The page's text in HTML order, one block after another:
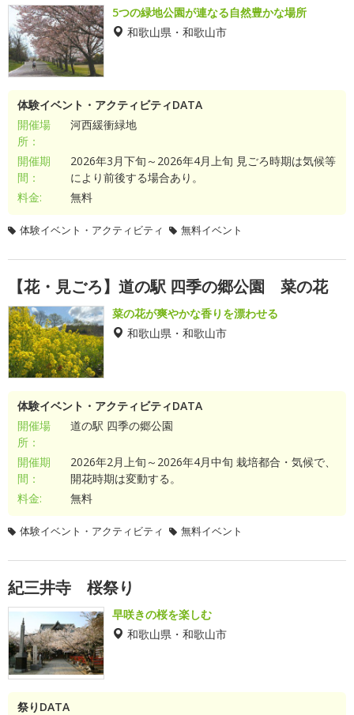
5つの緑地公園が連なる自然豊かな場所
和歌山県・和歌山市
体験イベント・アクティビティDATA
開催場
所：
河西緩衝緑地
開催期
間：
2026年3月下旬～2026年4月上旬 見ごろ時期は気候等
により前後する場合あり。
料金:
無料
体験イベント・アクティビティ 無料イベント
【花・見ごろ】道の駅 四季の郷公園 菜の花
菜の花が爽やかな香りを漂わせる
和歌山県・和歌山市
体験イベント・アクティビティDATA
開催場
所：
道の駅 四季の郷公園
開催期
間：
2026年2月上旬～2026年4月中旬 栽培都合・気候で、
開花時期は変動する。
料金:
無料
体験イベント・アクティビティ 無料イベント
紀三井寺 桜祭り
早咲きの桜を楽しむ
和歌山県・和歌山市
祭りDATA